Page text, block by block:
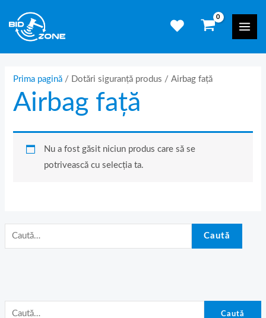
content
Caută
Caută
Prima pagină / Dotări siguranță produs / Airbag față
Airbag față
Nu a fost găsit niciun produs care să se
potrivească cu selecția ta.